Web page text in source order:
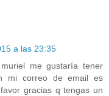
a las 23:35
me gustaría tener
mi correo de email es
gracias q tengas un